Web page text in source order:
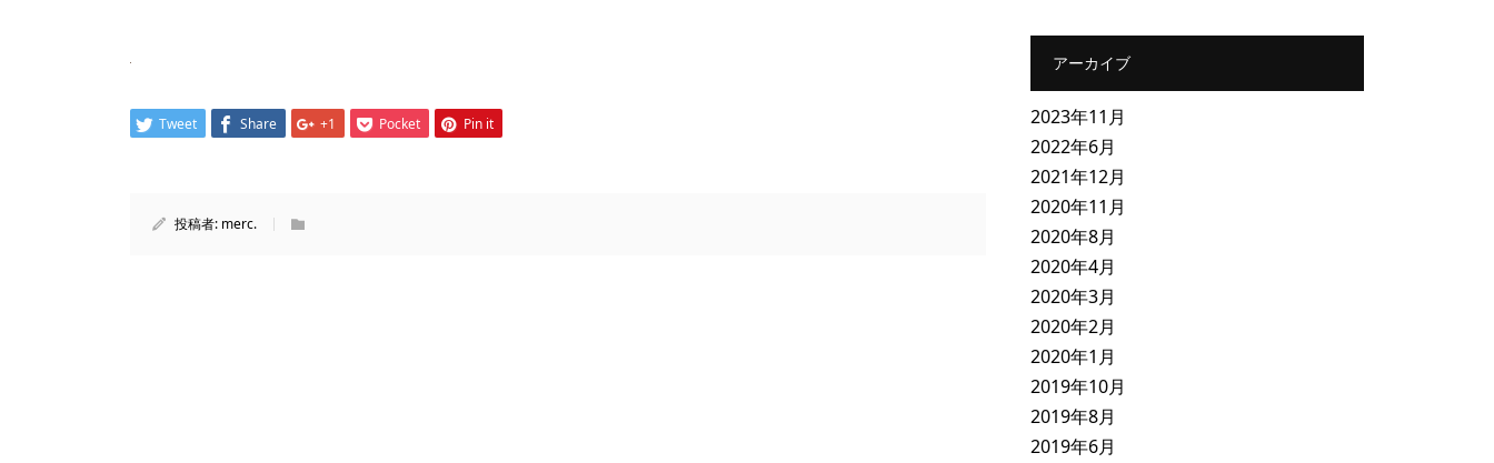
Tweet Share +1 Pocket Pin it
投稿者: merc.
アーカイブ
2023年11月
2022年6月
2021年12月
2020年11月
2020年8月
2020年4月
2020年3月
2020年2月
2020年1月
2019年10月
2019年8月
2019年6月